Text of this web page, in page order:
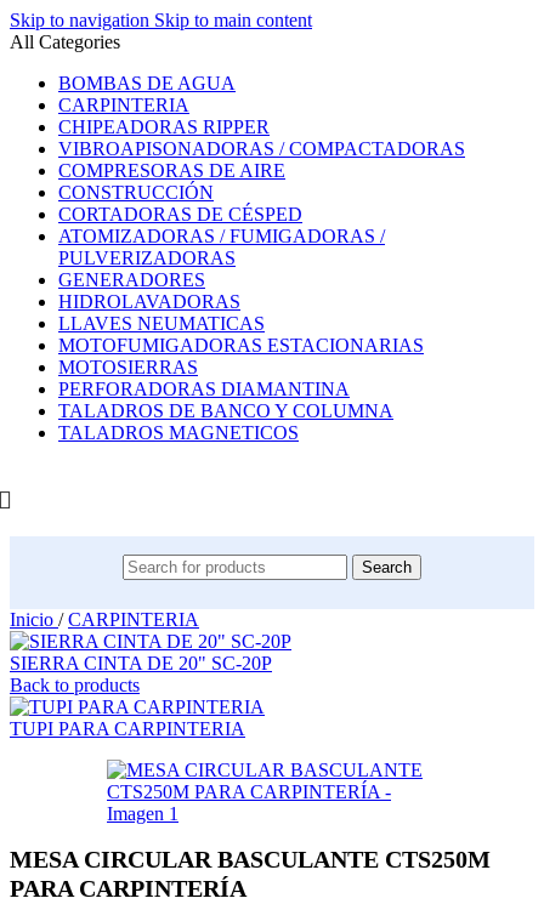
Skip to navigation Skip to main content
All Categories
BOMBAS DE AGUA
CARPINTERIA
CHIPEADORAS RIPPER
VIBROAPISONADORAS / COMPACTADORAS
COMPRESORAS DE AIRE
CONSTRUCCIÓN
CORTADORAS DE CÉSPED
ATOMIZADORAS / FUMIGADORAS /
PULVERIZADORAS
GENERADORES
HIDROLAVADORAS
LLAVES NEUMATICAS
MOTOFUMIGADORAS ESTACIONARIAS
MOTOSIERRAS
PERFORADORAS DIAMANTINA
TALADROS DE BANCO Y COLUMNA
TALADROS MAGNETICOS
Search
Inicio / CARPINTERIA
SIERRA CINTA DE 20" SC-20P
Back to products
TUPI PARA CARPINTERIA
MESA CIRCULAR BASCULANTE CTS250M
PARA CARPINTERÍA